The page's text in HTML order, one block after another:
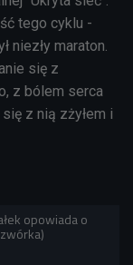
tego cyklu -
niezły maraton.
się z
z bólem serca
z nią zżyłem i
opowiada o